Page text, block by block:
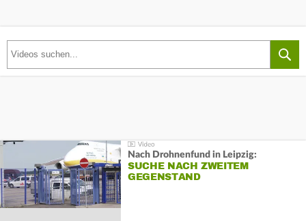
Nach Drohnenfund in Leipzig:
SUCHE NACH ZWEITEM
GEGENSTAND